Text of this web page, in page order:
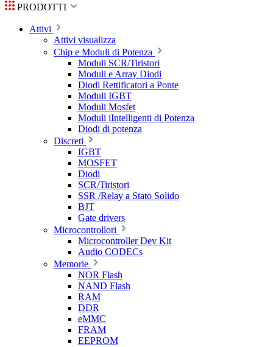
PRODOTTI
Attivi
Attivi visualizza
Chip e Moduli di Potenza
Moduli SCR/Tiristori
Moduli e Array Diodi
Diodi Rettificatori a Ponte
Moduli IGBT
Moduli Mosfet
Moduli iIntelligenti di Potenza
Diodi di potenza
Discreti
IGBT
MOSFET
Diodi
SCR/Tiristori
SSR /Relay a Stato Solido
BJT
Gate drivers
Microcontrollori
Microcontroller Dev Kit
Audio CODECs
Memorie
NOR Flash
NAND Flash
RAM
DDR
eMMC
FRAM
EEPROM